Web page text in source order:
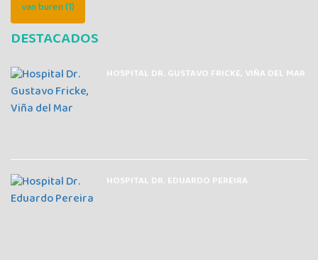
van buren(1)
DESTACADOS
HOSPITAL DR. GUSTAVO FRICKE, VIÑA DEL MAR
HOSPITAL DR. EDUARDO PEREIRA